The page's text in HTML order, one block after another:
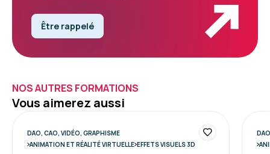
Être rappelé
NOS AUTRES FORMATIONS
Vous aimerez aussi
DAO, CAO, VIDÉO, GRAPHISME
ANIMATION ET RÉALITÉ VIRTUELLE EFFETS VISUELS 3D